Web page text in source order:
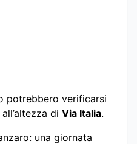
potrebbero verificarsi
di Via Italia.
una giornata